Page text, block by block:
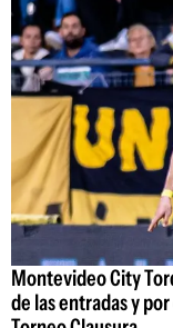
Montevideo City
de las entradas y